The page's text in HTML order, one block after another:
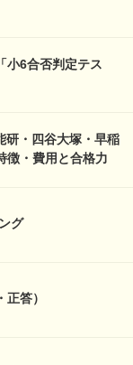
小6合否判定テス
研・四谷大塚・早稲
徴・費用と合格力
グ
答）